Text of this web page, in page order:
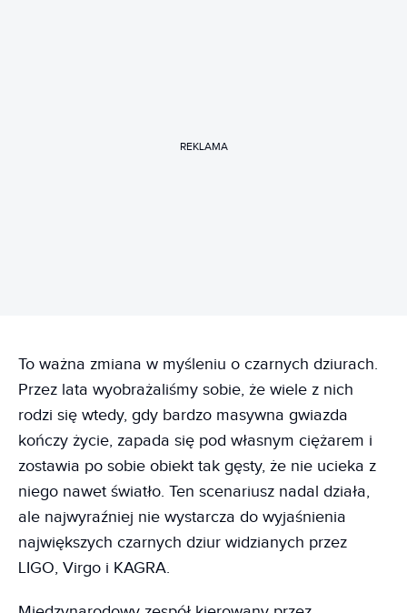
REKLAMA
To ważna zmiana w myśleniu o czarnych dziurach.
Przez lata wyobrażaliśmy sobie, że wiele z nich
rodzi się wtedy, gdy bardzo masywna gwiazda
kończy życie, zapada się pod własnym ciężarem i
zostawia po sobie obiekt tak gęsty, że nie ucieka z
niego nawet światło. Ten scenariusz nadal działa,
ale najwyraźniej nie wystarcza do wyjaśnienia
największych czarnych dziur widzianych przez
LIGO, Virgo i KAGRA.